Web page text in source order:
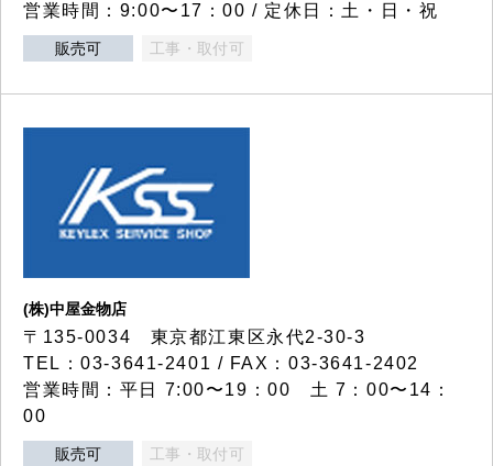
営業時間：9:00〜17：00 / 定休日：土・日・祝
販売可 工事・取付可
(株)中屋金物店
〒135-0034 東京都江東区永代2-30-3
TEL：03-3641-2401 / FAX：03-3641-2402
営業時間：平日 7:00〜19：00 土 7：00〜14：
00
販売可 工事・取付可